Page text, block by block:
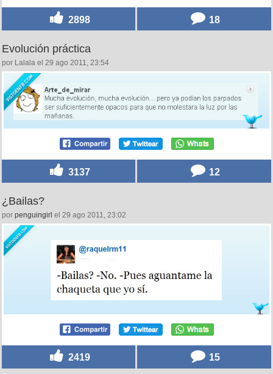
2898 18
Evolución práctica
por Lalala el 29 ago 2011, 23:54
3137 12
¿Bailas?
por penguingirl el 29 ago 2011, 23:02
2419 15